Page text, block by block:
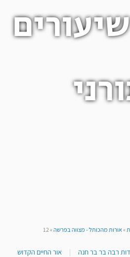
»אורות מהכותל - מצווה בפרשה»
12
רבה בר בר חנה |
אור החיים הקדוש